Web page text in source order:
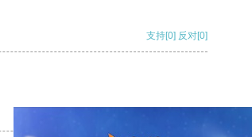
支持[0] 反对[0]